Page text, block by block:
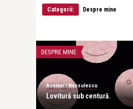
Categorii:
Despre mine
DESPRE MINE
Anemari Necsulescu
Lovitură sub centură.